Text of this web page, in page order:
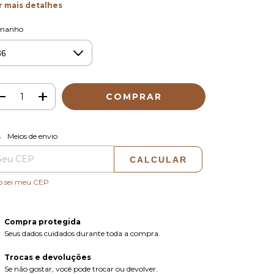
mais detalhes
para o CEP:
Meios de envio
CALCULAR
sei meu CEP
Compra protegida
Seus dados cuidados durante toda a compra.
Trocas e devoluções
Se não gostar, você pode trocar ou devolver.